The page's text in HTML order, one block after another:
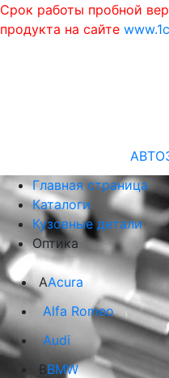
Срок работы пробной
продукта на сайте
Главная страница
Каталоги
Кузовные детали
Оптика
AAcura
Alfa Romeo
Audi
BBMW